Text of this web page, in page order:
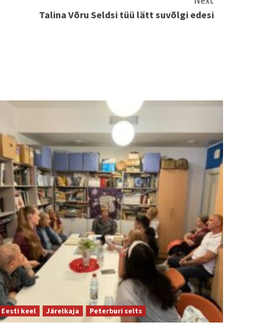
Talina Võru Seldsi tüü lätt suvõlgi edesi
Eesti keel Järelkaja Peterburi selts